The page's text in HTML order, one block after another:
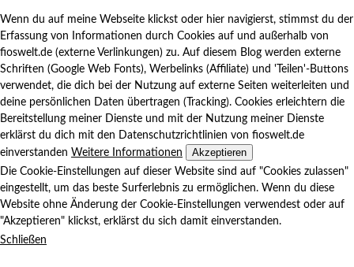
Wenn du auf meine Webseite klickst oder hier navigierst, stimmst du der
Erfassung von Informationen durch Cookies auf und außerhalb von
fioswelt.de (externe Verlinkungen) zu. Auf diesem Blog werden externe
Schriften (Google Web Fonts), Werbelinks (Affiliate) und 'Teilen'-Buttons
verwendet, die dich bei der Nutzung auf externe Seiten weiterleiten und
deine persönlichen Daten übertragen (Tracking). Cookies erleichtern die
Bereitstellung meiner Dienste und mit der Nutzung meiner Dienste
erklärst du dich mit den Datenschutzrichtlinien von fioswelt.de
einverstanden Weitere Informationen Akzeptieren
Die Cookie-Einstellungen auf dieser Website sind auf "Cookies zulassen"
eingestellt, um das beste Surferlebnis zu ermöglichen. Wenn du diese
Website ohne Änderung der Cookie-Einstellungen verwendest oder auf
"Akzeptieren" klickst, erklärst du sich damit einverstanden.
Schließen